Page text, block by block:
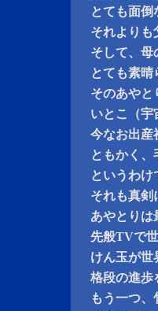
とても面倒
それよりも
そして、母
とても素晴
そのあやと
いとこ（宇
今なお出産
ともかく
というわ
それも真剣
あやとりは
先般TVで
けん玉が世
格段の進歩
もう一つ